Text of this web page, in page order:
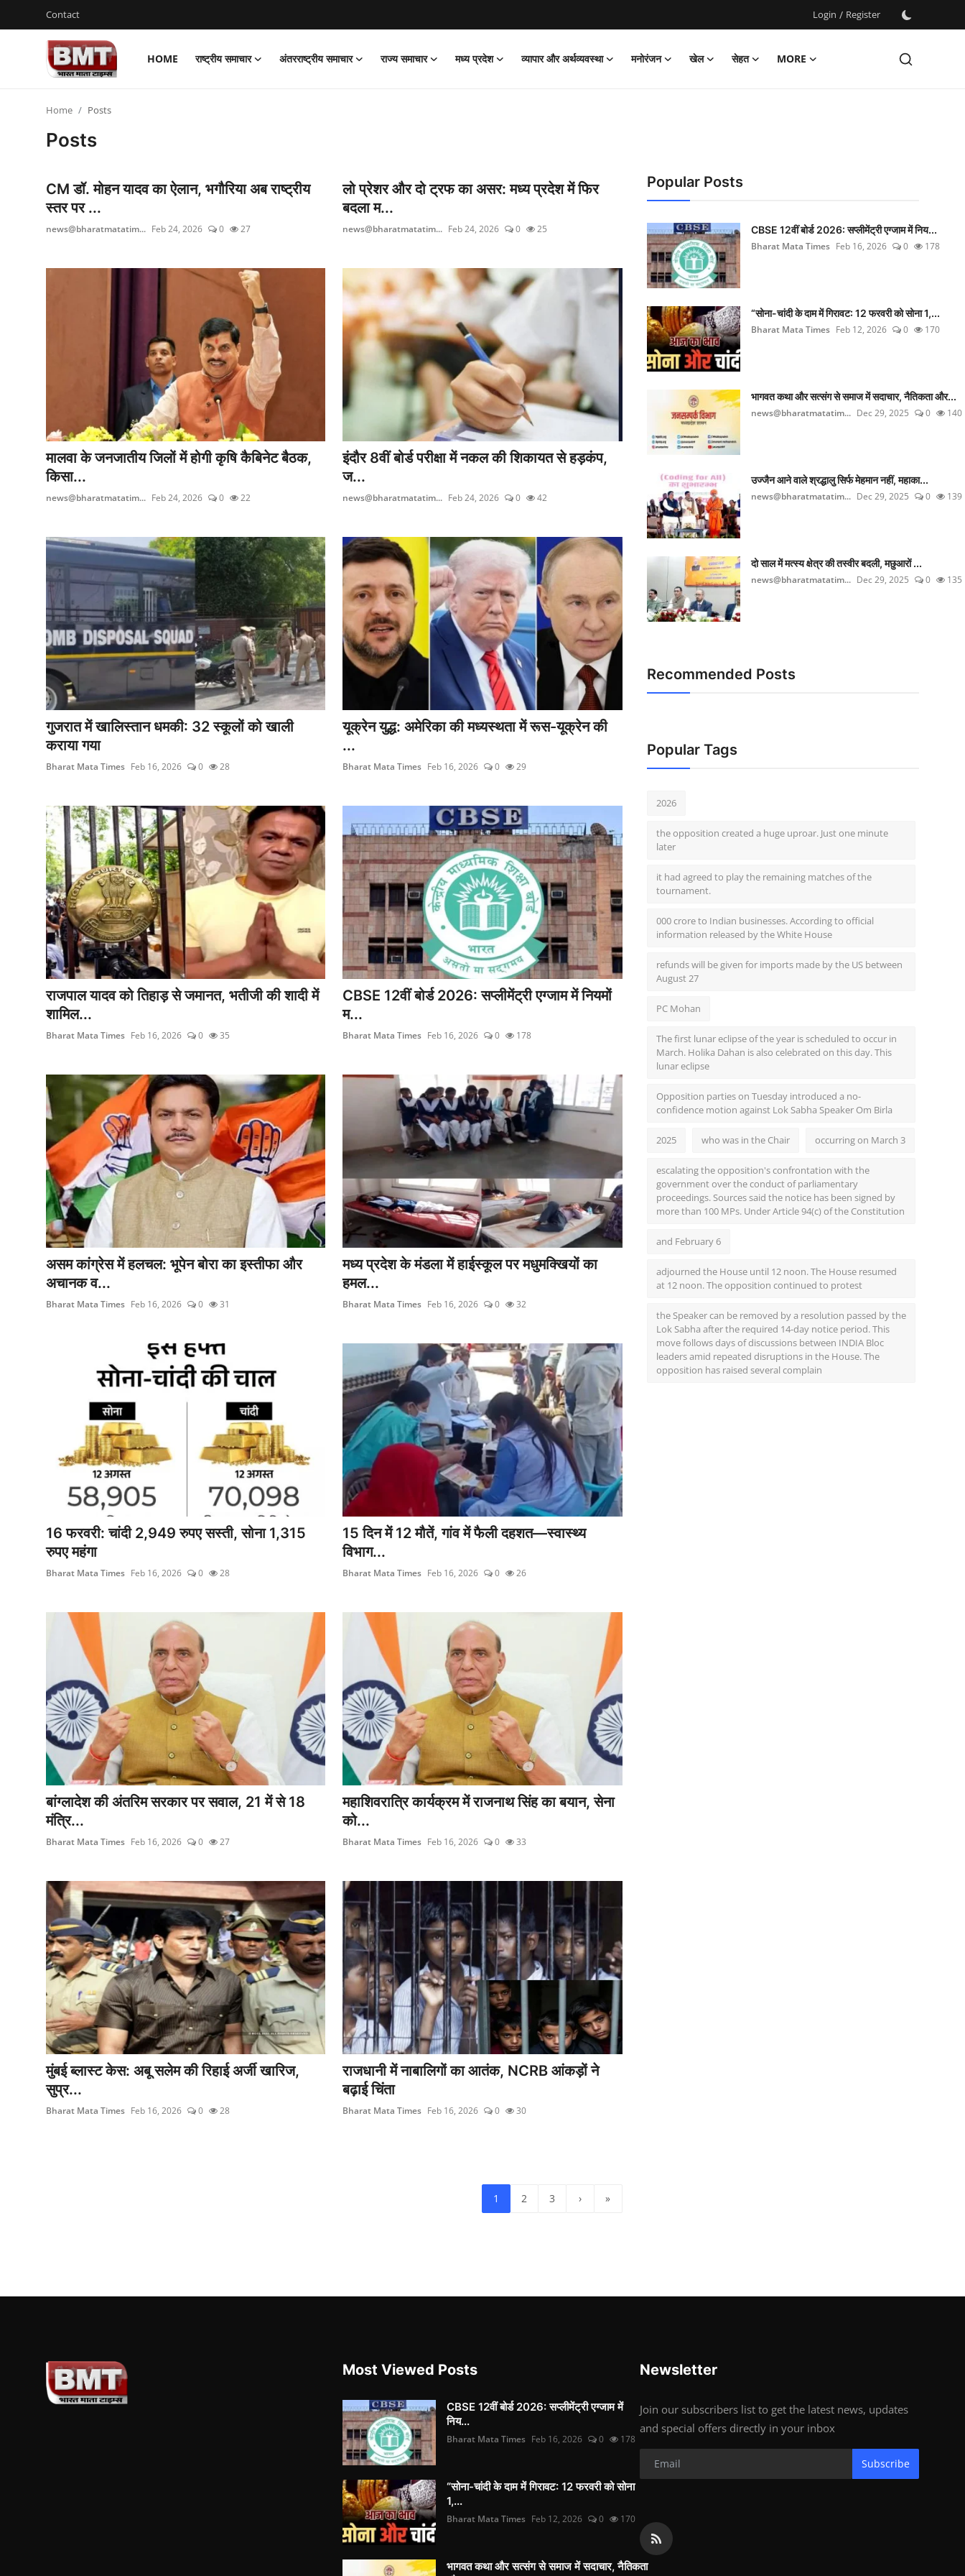
Contact Login / Register
HOME राष्ट्रीय समाचार अंतरराष्ट्रीय समाचार राज्य समाचार मध्य प्रदेश व्यापार और अर्थव्यवस्था मनोरंजन खेल सेहत
MORE
Login
राष्ट्रीय समाचार
अंतरराष्ट्रीय समाचार
Gallery
Home Posts
Posts
CM डॉ. मोहन यादव का ऐलान, भगौरिया अब राष्ट्रीय
स्तर पर ...
news@bharatmatatim... Feb 24, 2026 0 27
लो प्रेशर और दो ट्रफ का असर: मध्य प्रदेश में फिर
बदला म...
news@bharatmatatim... Feb 24, 2026 0 25
मालवा के जनजातीय जिलों में होगी कृषि कैबिनेट बैठक,
किसा...
news@bharatmatatim... Feb 24, 2026 0 22
इंदौर 8वीं बोर्ड परीक्षा में नकल की शिकायत से हड़कंप,
ज...
news@bharatmatatim... Feb 24, 2026 0 42
गुजरात में खालिस्तान धमकी: 32 स्कूलों को खाली
कराया गया
Bharat Mata Times Feb 16, 2026 0 28
यूक्रेन युद्ध: अमेरिका की मध्यस्थता में रूस-यूक्रेन की
...
Bharat Mata Times Feb 16, 2026 0 29
राजपाल यादव को तिहाड़ से जमानत, भतीजी की शादी में
शामिल...
Bharat Mata Times Feb 16, 2026 0 35
CBSE 12वीं बोर्ड 2026: सप्लीमेंट्री एग्जाम में नियमों
म...
Bharat Mata Times Feb 16, 2026 0 178
असम कांग्रेस में हलचल: भूपेन बोरा का इस्तीफा और
अचानक व...
Bharat Mata Times Feb 16, 2026 0 31
मध्य प्रदेश के मंडला में हाईस्कूल पर मधुमक्खियों का
हमल...
Bharat Mata Times Feb 16, 2026 0 32
16 फरवरी: चांदी 2,949 रुपए सस्ती, सोना 1,315
रुपए महंगा
Bharat Mata Times Feb 16, 2026 0 28
15 दिन में 12 मौतें, गांव में फैली दहशत—स्वास्थ्य
विभाग...
Bharat Mata Times Feb 16, 2026 0 26
बांग्लादेश की अंतरिम सरकार पर सवाल, 21 में से 18
मंत्रि...
Bharat Mata Times Feb 16, 2026 0 27
महाशिवरात्रि कार्यक्रम में राजनाथ सिंह का बयान, सेना
को...
Bharat Mata Times Feb 16, 2026 0 33
मुंबई ब्लास्ट केस: अबू सलेम की रिहाई अर्जी खारिज,
सुप्र...
Bharat Mata Times Feb 16, 2026 0 28
राजधानी में नाबालिगों का आतंक, NCRB आंकड़ों ने
बढ़ाई चिंता
Bharat Mata Times Feb 16, 2026 0 30
1 2 3 › »
Popular Posts
CBSE 12वीं बोर्ड 2026: सप्लीमेंट्री एग्जाम में निय...
Bharat Mata Times Feb 16, 2026 0 178
“सोना-चांदी के दाम में गिरावट: 12 फरवरी को सोना 1,...
Bharat Mata Times Feb 12, 2026 0 170
भागवत कथा और सत्संग से समाज में सदाचार, नैतिकता और...
news@bharatmatatim... Dec 29, 2025 0 140
उज्जैन आने वाले श्रद्धालु सिर्फ मेहमान नहीं, महाका...
news@bharatmatatim... Dec 29, 2025 0 139
दो साल में मत्स्य क्षेत्र की तस्वीर बदली, मछुआरों ...
news@bharatmatatim... Dec 29, 2025 0 135
Recommended Posts
Popular Tags
2026
the opposition created a huge uproar. Just one minute
later
it had agreed to play the remaining matches of the
tournament.
000 crore to Indian businesses. According to official
information released by the White House
refunds will be given for imports made by the US between
August 27
PC Mohan
The first lunar eclipse of the year is scheduled to occur in
March. Holika Dahan is also celebrated on this day. This
lunar eclipse
Opposition parties on Tuesday introduced a no-
confidence motion against Lok Sabha Speaker Om Birla
2025 who was in the Chair occurring on March 3
escalating the opposition's confrontation with the
government over the conduct of parliamentary
proceedings. Sources said the notice has been signed by
more than 100 MPs. Under Article 94(c) of the Constitution
and February 6
adjourned the House until 12 noon. The House resumed
at 12 noon. The opposition continued to protest
the Speaker can be removed by a resolution passed by the
Lok Sabha after the required 14-day notice period. This
move follows days of discussions between INDIA Bloc
leaders amid repeated disruptions in the House. The
opposition has raised several complain
Most Viewed Posts
CBSE 12वीं बोर्ड 2026: सप्लीमेंट्री एग्जाम में
निय...
Bharat Mata Times Feb 16, 2026 0 178
“सोना-चांदी के दाम में गिरावट: 12 फरवरी को सोना
1,...
Bharat Mata Times Feb 12, 2026 0 170
भागवत कथा और सत्संग से समाज में सदाचार, नैतिकता
Newsletter
Join our subscribers list to get the latest news, updates
and special offers directly in your inbox
Subscribe